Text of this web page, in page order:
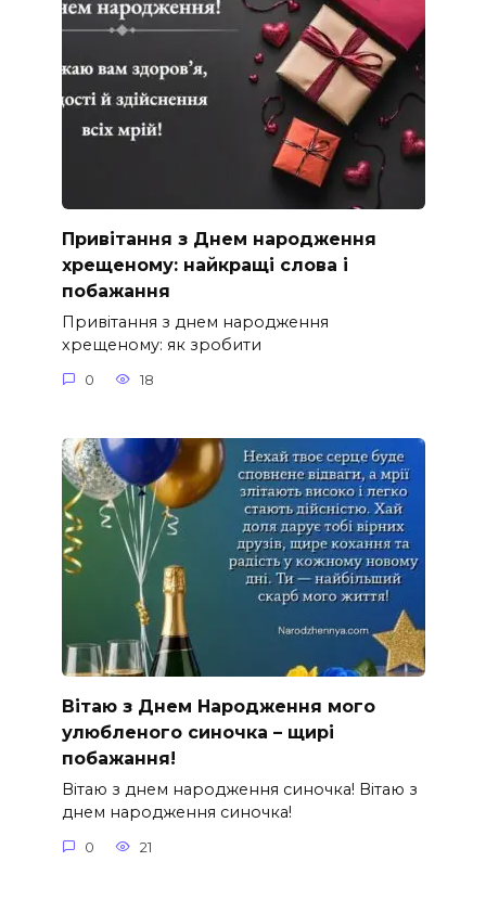
Привітання з Днем народження
хрещеному: найкращі слова і
побажання
Привітання з днем народження
хрещеному: як зробити
0 18
Вітаю з Днем Народження мого
улюбленого синочка – щирі
побажання!
Вітаю з днем народження синочка! Вітаю з
днем народження синочка!
0 21